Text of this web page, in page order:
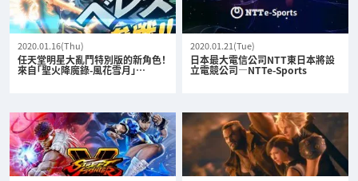
2020.01.16(Thu)
任天堂明星大亂鬥特別版的新角色！
來自「聖火降魔錄-風花雪月」…
2020.01.21(Tue)
日本最大電信公司NTT東日本將設
立電競公司—NTTe-Sports